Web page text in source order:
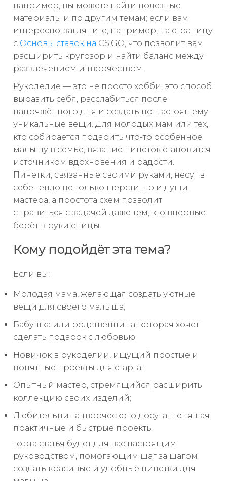
например, вы можете найти полезные
материалы и по другим темам; если вам
интересно, загляните, например, на страницу
с Основы ставок на CS:GO, что позволит вам
расширить кругозор и найти баланс между
развлечением и творчеством.
Рукоделие — это не просто хобби, это способ
выразить себя, расслабиться после
напряжённого дня и создать по-настоящему
уникальные вещи. Для молодых мам или тех,
кто собирается подарить что-то особенное
малышу в семье, вязание пинеток становится
источником вдохновения и радости.
Пинетки, связанные своими руками, несут в
себе тепло не только шерсти, но и души
мастера, а простота схем позволит
справиться с задачей даже тем, кто впервые
берёт в руки спицы.
Кому подойдёт эта тема?
Если вы:
Молодая мама, желающая создать уютные
вещи для своего малыша;
Бабушка или родственница, которая хочет
сделать подарок с любовью;
Новичок в рукоделии, ищущий простые и
понятные проекты для старта;
Опытный мастер, стремящийся расширить
коллекцию своих изделий;
Любительница творческого досуга, ценящая
практичные и быстрые проекты;
то эта статья будет для вас настоящим
руководством, помогающим шаг за шагом
создать красивые и удобные пинетки для